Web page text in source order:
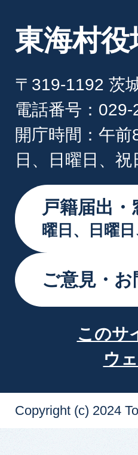
東海村役
〒319-1192 茨
電話番号：
開庁時間：午
日、日曜日、
戸籍届出
曜日、日曜日
ご意見・
このサ
ウ
Copyright (c) 2024